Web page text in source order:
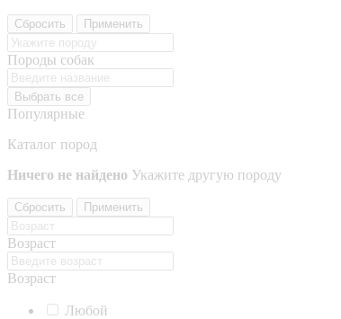
Сбросить Применить
Породы собак
Выбрать все
Популярные
Каталог пород
Ничего не найдено Укажите другую породу
Сбросить Применить
Возраст
Возраст
Любой